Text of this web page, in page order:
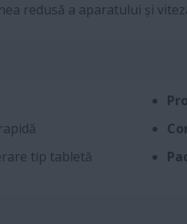
redusă a aparatului și
tip tabletă